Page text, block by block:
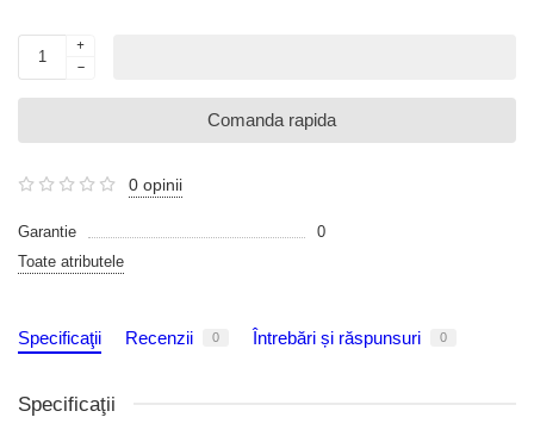
Comanda rapida
0 opinii
Garantie
0
Toate atributele
Specificaţii Recenzii 0 Întrebări și răspunsuri 0
Specificaţii